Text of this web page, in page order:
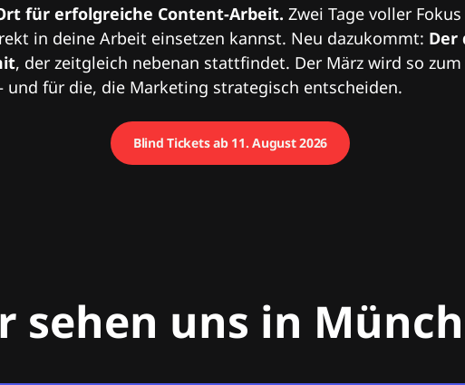
für erfolgreiche Content-Arbeit. Zwei Tage voller
in deine Arbeit einsetzen kannst. Neu dazukommt: Der
, der zeitgleich nebenan stattfindet. Der März wird so
für die, die Marketing strategisch entscheiden.
Blind Tickets ab 11. August 2026
sehen uns in